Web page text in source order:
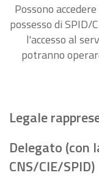
Possono
possesso di SPID/
l'accesso al
potranno
Legale
Delegato (con
CNS/CIE/SPID)